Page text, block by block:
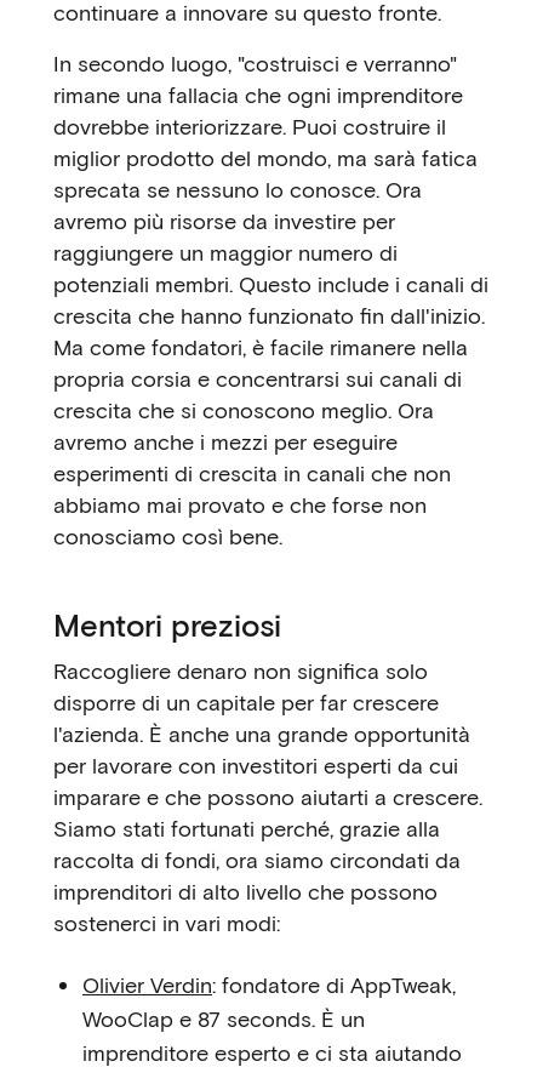
continuare a innovare su questo fronte.
In secondo luogo, "costruisci e verranno"
rimane una fallacia che ogni imprenditore
dovrebbe interiorizzare. Puoi costruire il
miglior prodotto del mondo, ma sarà fatica
sprecata se nessuno lo conosce. Ora
avremo più risorse da investire per
raggiungere un maggior numero di
potenziali membri. Questo include i canali di
crescita che hanno funzionato fin dall'inizio.
Ma come fondatori, è facile rimanere nella
propria corsia e concentrarsi sui canali di
crescita che si conoscono meglio. Ora
avremo anche i mezzi per eseguire
esperimenti di crescita in canali che non
abbiamo mai provato e che forse non
conosciamo così bene.
Mentori preziosi
Raccogliere denaro non significa solo
disporre di un capitale per far crescere
l'azienda. È anche una grande opportunità
per lavorare con investitori esperti da cui
imparare e che possono aiutarti a crescere.
Siamo stati fortunati perché, grazie alla
raccolta di fondi, ora siamo circondati da
imprenditori di alto livello che possono
sostenerci in vari modi:
Olivier Verdin: fondatore di AppTweak,
WooClap e 87 seconds. È un
imprenditore esperto e ci sta aiutando